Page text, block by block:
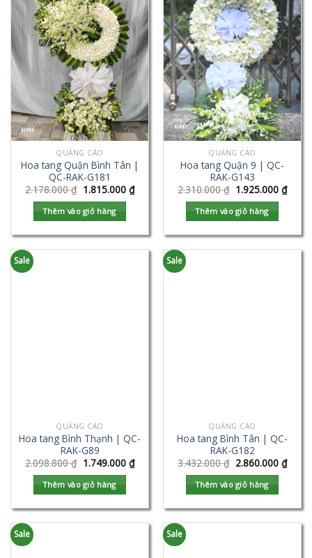
QUẢNG CÁO
Hoa tang Quận Bình Tân |
QC-RAK-G181
2.178.000₫ 1.815.000 ₫
Thêm vào giỏ hàng
QUẢNG CÁO
Hoa tang Quận 9 | QC-
RAK-G143
2.310.000₫ 1.925.000 ₫
Thêm vào giỏ hàng
Sale
QUẢNG CÁO
Hoa tang Bình Thạnh | QC-
RAK-G89
2.098.800₫ 1.749.000 ₫
Thêm vào giỏ hàng
Sale
QUẢNG CÁO
Hoa tang Bình Tân | QC-
RAK-G182
3.432.000₫ 2.860.000 ₫
Thêm vào giỏ hàng
Sale Sale